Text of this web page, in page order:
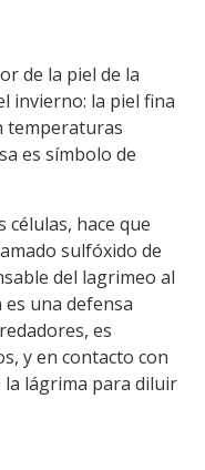
de la piel de la
invierno: la piel fina
temperaturas
es símbolo de
células, hace que
sulfóxido de
del lagrimeo al
una defensa
es
y en contacto con
la lágrima para diluir